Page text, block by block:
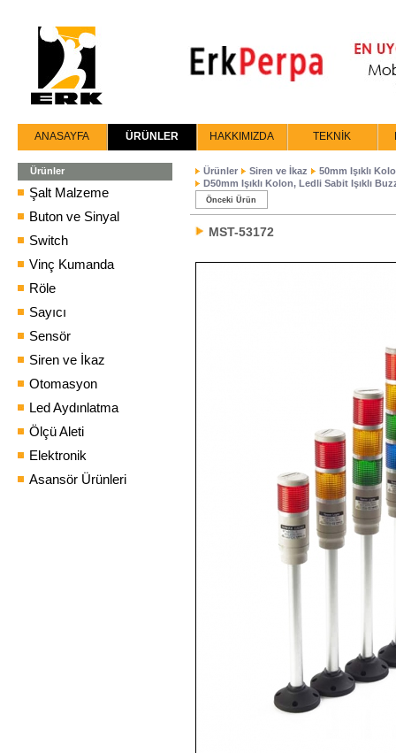
ANASAYFA ÜRÜNLER HAKKIMIZDA TEKNİK
Ürünler
Şalt Malzeme
Buton ve Sinyal
Switch
Vinç Kumanda
Röle
Sayıcı
Sensör
Siren ve İkaz
Otomasyon
Led Aydınlatma
Ölçü Aleti
Elektronik
Asansör Ürünleri
Ürünler Siren ve İkaz
50mm Işıklı
D50mm Işıklı Kolon, Ledli Sabit Işıklı
Önceki Ürün
MST-53172